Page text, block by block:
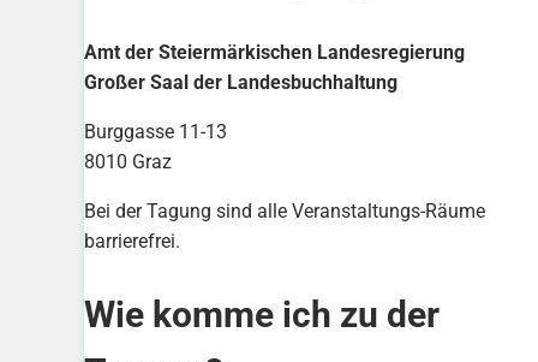
Amt der Steiermärkischen Landesregierung
Großer Saal der Landesbuchhaltung
Burggasse 11-13
8010 Graz
Bei der Tagung sind alle Veranstaltungs-Räume
barrierefrei.
Wie komme ich zu der